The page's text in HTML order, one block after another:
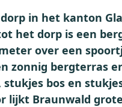
in het kanton
het dorp is een
over een
zonnig bergterras
bos en
lijkt Braunwald